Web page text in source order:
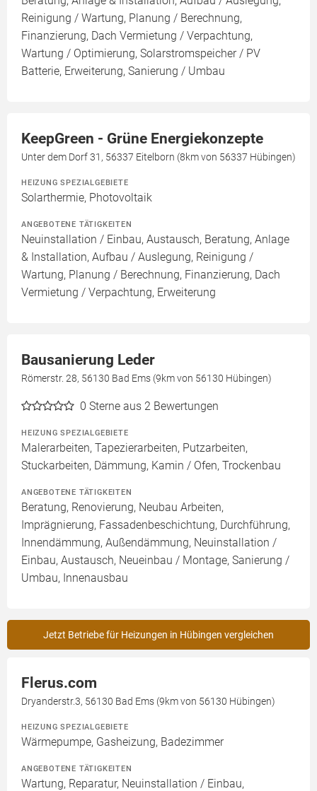
Reinigung / Wartung, Planung / Berechnung,
Finanzierung, Dach Vermietung / Verpachtung,
Wartung / Optimierung, Solarstromspeicher / PV
Batterie, Erweiterung, Sanierung / Umbau
KeepGreen - Grüne Energiekonzepte
Unter dem Dorf 31, 56337 Eitelborn (8km von 56337 Hübingen)
HEIZUNG SPEZIALGEBIETE
Solarthermie, Photovoltaik
ANGEBOTENE TÄTIGKEITEN
Neuinstallation / Einbau, Austausch, Beratung, Anlage
& Installation, Aufbau / Auslegung, Reinigung /
Wartung, Planung / Berechnung, Finanzierung, Dach
Vermietung / Verpachtung, Erweiterung
Bausanierung Leder
Römerstr. 28, 56130 Bad Ems (9km von 56130 Hübingen)
0 Sterne aus 2 Bewertungen
HEIZUNG SPEZIALGEBIETE
Malerarbeiten, Tapezierarbeiten, Putzarbeiten,
Stuckarbeiten, Dämmung, Kamin / Ofen, Trockenbau
ANGEBOTENE TÄTIGKEITEN
Beratung, Renovierung, Neubau Arbeiten,
Imprägnierung, Fassadenbeschichtung, Durchführung,
Innendämmung, Außendämmung, Neuinstallation /
Einbau, Austausch, Neueinbau / Montage, Sanierung /
Umbau, Innenausbau
Jetzt Betriebe für Heizungen in Hübingen vergleichen
Flerus.com
Dryanderstr.3, 56130 Bad Ems (9km von 56130 Hübingen)
HEIZUNG SPEZIALGEBIETE
Wärmepumpe, Gasheizung, Badezimmer
ANGEBOTENE TÄTIGKEITEN
Wartung, Reparatur, Neuinstallation / Einbau,